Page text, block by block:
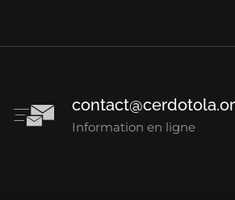
Information en ligne